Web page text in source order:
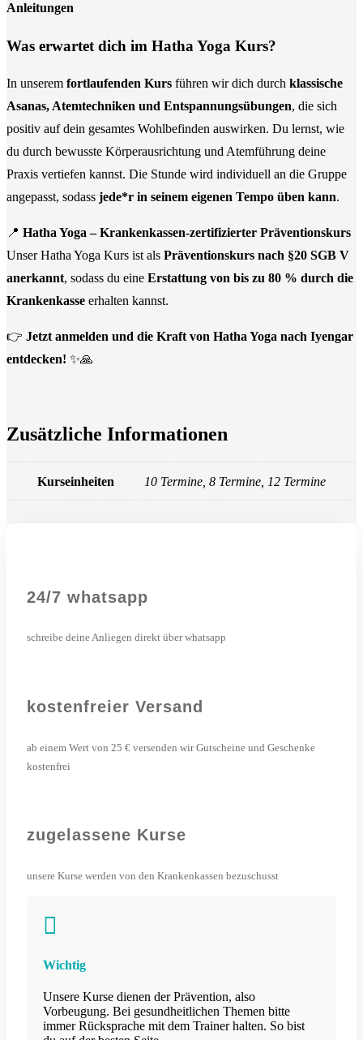
Anleitungen
Was erwartet dich im Hatha Yoga Kurs?
In unserem fortlaufenden Kurs führen wir dich durch klassische
Asanas, Atemtechniken und Entspannungsübungen, die sich
positiv auf dein gesamtes Wohlbefinden auswirken. Du lernst, wie
du durch bewusste Körperausrichtung und Atemführung deine
Praxis vertiefen kannst. Die Stunde wird individuell an die Gruppe
angepasst, sodass jede*r in seinem eigenen Tempo üben kann.
📍 Hatha Yoga – Krankenkassen-zertifizierter Präventionskurs
Unser Hatha Yoga Kurs ist als Präventionskurs nach §20 SGB V
anerkannt, sodass du eine Erstattung von bis zu 80 % durch die
Krankenkasse erhalten kannst.
👉 Jetzt anmelden und die Kraft von Hatha Yoga nach Iyengar
entdecken! ✨🙏
Zusätzliche Informationen
Kurseinheiten 10 Termine, 8 Termine, 12 Termine
24/7 whatsapp
schreibe deine Anliegen direkt über whatsapp
kostenfreier Versand
ab einem Wert von 25 € versenden wir Gutscheine und Geschenke
kostenfrei
zugelassene Kurse
unsere Kurse werden von den Krankenkassen bezuschusst

Wichtig
Unsere Kurse dienen der Prävention, also
Vorbeugung. Bei gesundheitlichen Themen bitte
immer Rücksprache mit dem Trainer halten. So bist